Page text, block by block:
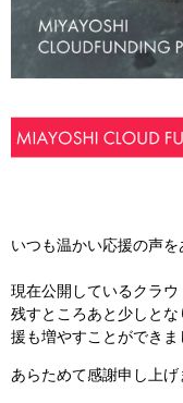
いつも温かい応援の声を
現在公開しているクラ
残すところあと少しと
援も増やすことができま
あらためて感謝申し上げ